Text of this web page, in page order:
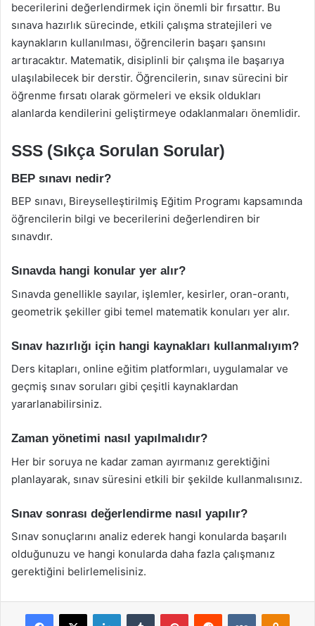
becerilerini değerlendirmek için önemli bir fırsattır. Bu
sınava hazırlık sürecinde, etkili çalışma stratejileri ve
kaynakların kullanılması, öğrencilerin başarı şansını
artıracaktır. Matematik, disiplinli bir çalışma ile başarıya
ulaşılabilecek bir derstir. Öğrencilerin, sınav sürecini bir
öğrenme fırsatı olarak görmeleri ve eksik oldukları
alanlarda kendilerini geliştirmeye odaklanmaları önemlidir.
SSS (Sıkça Sorulan Sorular)
BEP sınavı nedir?
BEP sınavı, Bireyselleştirilmiş Eğitim Programı kapsamında
öğrencilerin bilgi ve becerilerini değerlendiren bir
sınavdır.
Sınavda hangi konular yer alır?
Sınavda genellikle sayılar, işlemler, kesirler, oran-orantı,
geometrik şekiller gibi temel matematik konuları yer alır.
Sınav hazırlığı için hangi kaynakları kullanmalıyım?
Ders kitapları, online eğitim platformları, uygulamalar ve
geçmiş sınav soruları gibi çeşitli kaynaklardan
yararlanabilirsiniz.
Zaman yönetimi nasıl yapılmalıdır?
Her bir soruya ne kadar zaman ayırmanız gerektiğini
planlayarak, sınav süresini etkili bir şekilde kullanmalısınız.
Sınav sonrası değerlendirme nasıl yapılır?
Sınav sonuçlarını analiz ederek hangi konularda başarılı
olduğunuzu ve hangi konularda daha fazla çalışmanız
gerektiğini belirlemelisiniz.
Facebook
X LinkedInTumblr PinterestReddit VKontakte